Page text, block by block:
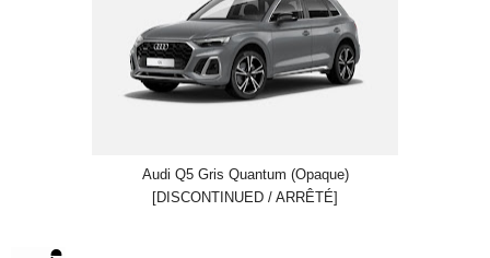
Audi Q5 Gris Quantum (Opaque)
[DISCONTINUED / ARRÊTÉ]